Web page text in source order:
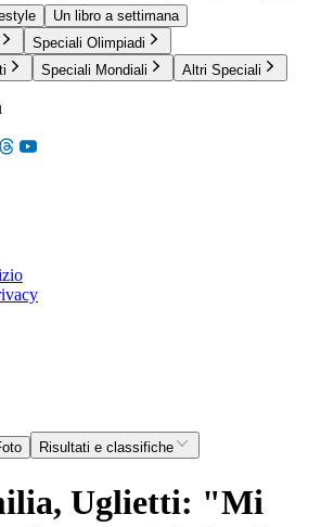
Un libro a settimana
Speciali Olimpiadi
Speciali Mondiali Altri Speciali
Risultati e classifiche
Uglietti: "Mi